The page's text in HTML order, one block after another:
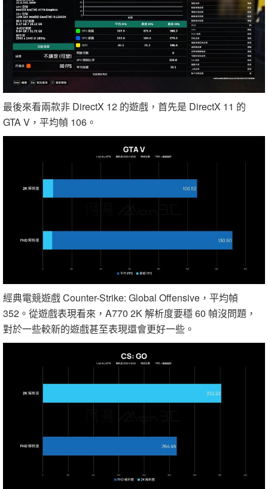
最後來看兩款非 DirectX 12 的遊戲，首先是 DirectX 11 的
GTA V，平均幀 106。
經典電競遊戲 Counter-Strike: Global Offensive，平均幀
352。從遊戲表現看來，A770 2K 解析度要穩 60 幀沒問題，
對於一些較新的遊戲甚至表現還會更好一些。